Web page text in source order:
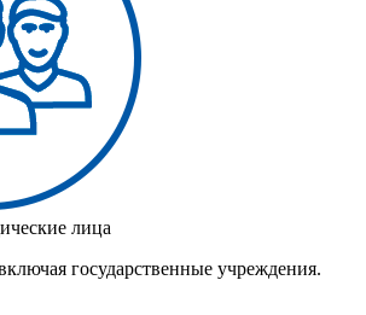
лица
государственные учреждения.